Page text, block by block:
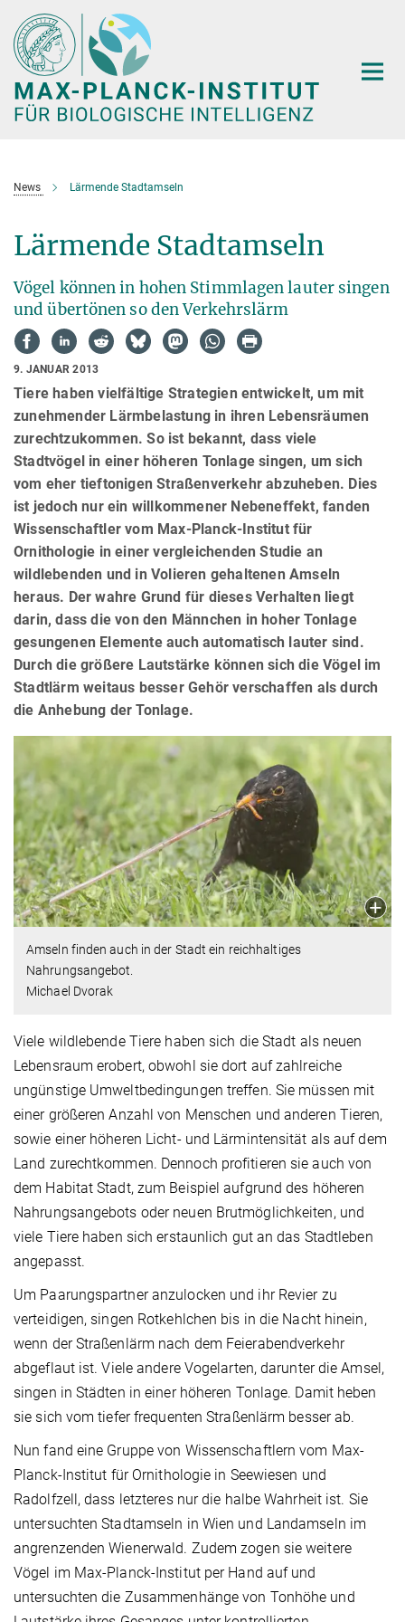
Hauptinhalt
News Lärmende Stadtamseln
Lärmende Stadtamseln
Vögel können in hohen Stimmlagen lauter singen
und übertönen so den Verkehrslärm
9. JANUAR 2013
Tiere haben vielfältige Strategien entwickelt, um mit
zunehmender Lärmbelastung in ihren Lebensräumen
zurechtzukommen. So ist bekannt, dass viele
Stadtvögel in einer höheren Tonlage singen, um sich
vom eher tieftonigen Straßenverkehr abzuheben. Dies
ist jedoch nur ein willkommener Nebeneffekt, fanden
Wissenschaftler vom Max-Planck-Institut für
Ornithologie in einer vergleichenden Studie an
wildlebenden und in Volieren gehaltenen Amseln
heraus. Der wahre Grund für dieses Verhalten liegt
darin, dass die von den Männchen in hoher Tonlage
gesungenen Elemente auch automatisch lauter sind.
Durch die größere Lautstärke können sich die Vögel im
Stadtlärm weitaus besser Gehör verschaffen als durch
die Anhebung der Tonlage.
Amseln finden auch in der Stadt ein reichhaltiges
Nahrungsangebot.
Michael Dvorak
Viele wildlebende Tiere haben sich die Stadt als neuen
Lebensraum erobert, obwohl sie dort auf zahlreiche
ungünstige Umweltbedingungen treffen. Sie müssen mit
einer größeren Anzahl von Menschen und anderen Tieren,
sowie einer höheren Licht- und Lärmintensität als auf dem
Land zurechtkommen. Dennoch profitieren sie auch von
dem Habitat Stadt, zum Beispiel aufgrund des höheren
Nahrungsangebots oder neuen Brutmöglichkeiten, und
viele Tiere haben sich erstaunlich gut an das Stadtleben
angepasst.
Um Paarungspartner anzulocken und ihr Revier zu
verteidigen, singen Rotkehlchen bis in die Nacht hinein,
wenn der Straßenlärm nach dem Feierabendverkehr
abgeflaut ist. Viele andere Vogelarten, darunter die Amsel,
singen in Städten in einer höheren Tonlage. Damit heben
sie sich vom tiefer frequenten Straßenlärm besser ab.
Nun fand eine Gruppe von Wissenschaftlern vom Max-
Planck-Institut für Ornithologie in Seewiesen und
Radolfzell, dass letzteres nur die halbe Wahrheit ist. Sie
untersuchten Stadtamseln in Wien und Landamseln im
angrenzenden Wienerwald. Zudem zogen sie weitere
Vögel im Max-Planck-Institut per Hand auf und
untersuchten die Zusammenhänge von Tonhöhe und